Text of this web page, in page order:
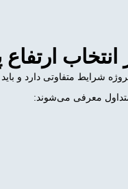
شرایط متفاوتی دارد و
معرفی می‌شوند: